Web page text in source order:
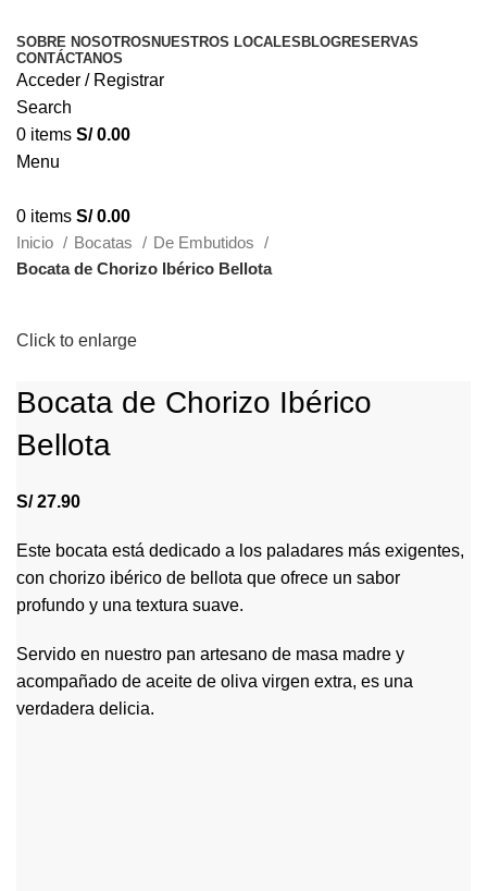
SOBRE NOSOTROS NUESTROS LOCALES BLOGRESERVAS
CONTÁCTANOS
Acceder / Registrar
Search
0 items S/0.00
Menu
0 items S/0.00
Inicio
Bocatas
De Embutidos
Bocata de Chorizo Ibérico Bellota
Click to enlarge
Bocata de Chorizo Ibérico
Bellota
S/27.90
Este bocata está dedicado a los paladares más exigentes,
con chorizo ibérico de bellota que ofrece un sabor
profundo y una textura suave.
Servido en nuestro pan artesano de masa madre y
acompañado de aceite de oliva virgen extra, es una
verdadera delicia.